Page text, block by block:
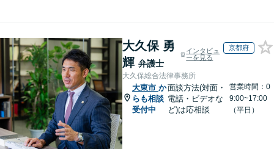
大久保 勇
輝 弁護士
インタビュ
ーを見る
京都府
大久保総合法律事務所
大東市 か
らも相談
受付中
面談方法(対面・
電話・ビデオな
ど)は応相談
営業時間：0
9:00~17:00
（平日）